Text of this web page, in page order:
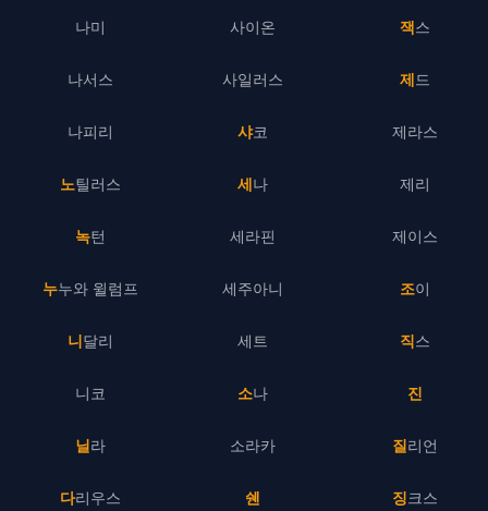
나미
나서스
나피리
노틸러스
녹턴
누누와 윌럼프
니달리
니코
닐라
다리우스
사이온
사일러스
샤코
세나
세라핀
세주아니
세트
소나
소라카
쉔
잭스
제드
제라스
제리
제이스
조이
직스
진
질리언
징크스